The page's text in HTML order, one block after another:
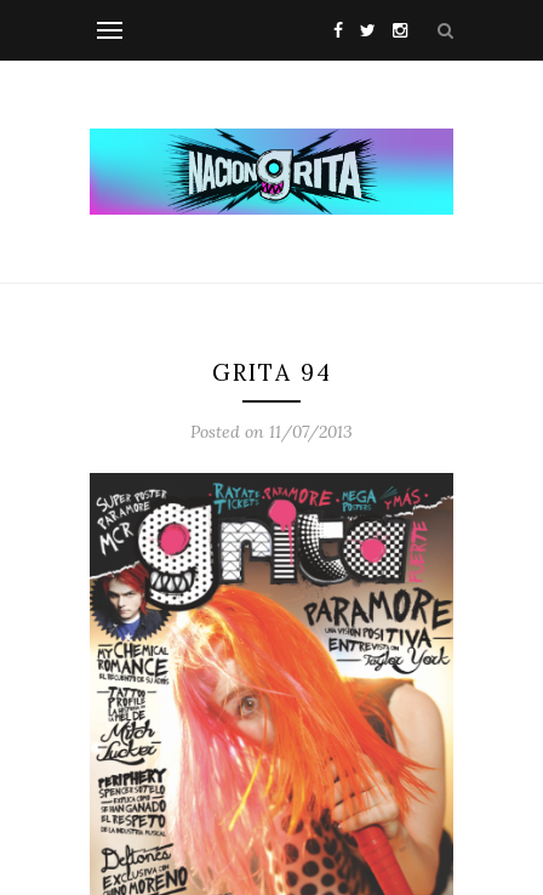
GRITA 94
Posted on 11/07/2013